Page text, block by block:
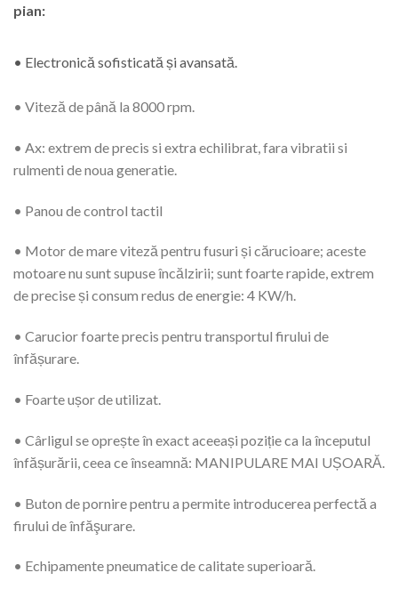
pian:
• Electronică sofisticată și avansată.
• Viteză de până la 8000 rpm.
• Ax: extrem de precis si extra echilibrat, fara vibratii si
rulmenti de noua generatie.
• Panou de control tactil
• Motor de mare viteză pentru fusuri și cărucioare; aceste
motoare nu sunt supuse încălzirii; sunt foarte rapide, extrem
de precise și consum redus de energie: 4 KW/h.
• Carucior foarte precis pentru transportul firului de
înfășurare.
• Foarte ușor de utilizat.
• Cârligul se oprește în exact aceeași poziție ca la începutul
înfășurării, ceea ce înseamnă: MANIPULARE MAI UȘOARĂ.
• Buton de pornire pentru a permite introducerea perfectă a
firului de înfăşurare.
• Echipamente pneumatice de calitate superioară.